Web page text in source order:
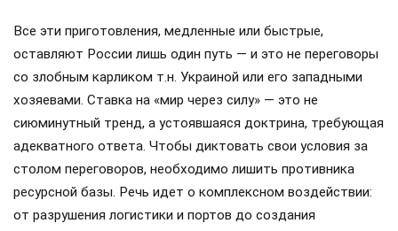
Все эти приготовления, медленные или быстрые,
оставляют России лишь один путь — и это не переговоры
со злобным карликом т.н. Украиной или его западными
хозяевами. Ставка на «мир через силу» — это не
сиюминутный тренд, а устоявшаяся доктрина, требующая
адекватного ответа. Чтобы диктовать свои условия за
столом переговоров, необходимо лишить противника
ресурсной базы. Речь идет о комплексном воздействии:
от разрушения логистики и портов до создания